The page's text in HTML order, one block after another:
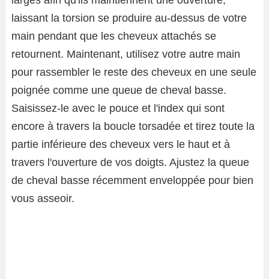
laissant la torsion se produire au-dessus de votre
main pendant que les cheveux attachés se
retournent. Maintenant, utilisez votre autre main
pour rassembler le reste des cheveux en une seule
poignée comme une queue de cheval basse.
Saisissez-le avec le pouce et l'index qui sont
encore à travers la boucle torsadée et tirez toute la
partie inférieure des cheveux vers le haut et à
travers l'ouverture de vos doigts. Ajustez la queue
de cheval basse récemment enveloppée pour bien
vous asseoir.